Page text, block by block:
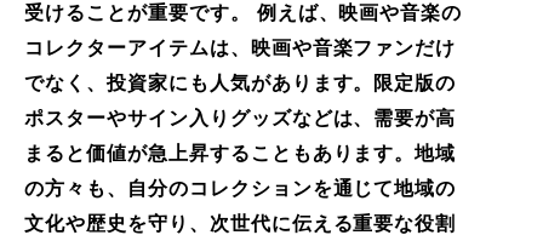
受けることが重要です。 例えば、映画や音楽の
コレクターアイテムは、映画や音楽ファンだけ
でなく、投資家にも人気があります。限定版の
ポスターやサイン入りグッズなどは、需要が高
まると価値が急上昇することもあります。地域
の方々も、自分のコレクションを通じて地域の
文化や歴史を守り、次世代に伝える重要な役割